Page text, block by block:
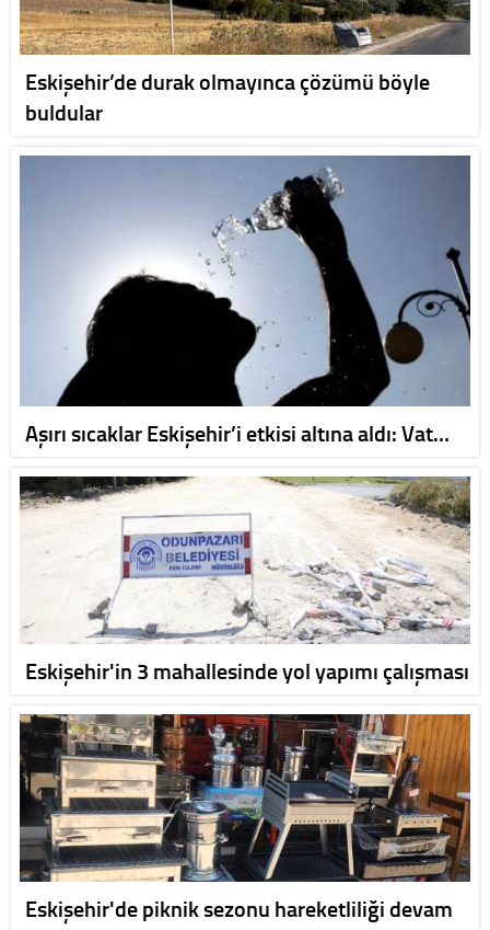
Eskişehir’de durak olmayınca çözümü böyle
buldular
Aşırı sıcaklar Eskişehir’i etkisi altına aldı: Vat…
Eskişehir'in 3 mahallesinde yol yapımı çalışması
Eskişehir'de piknik sezonu hareketliliği devam